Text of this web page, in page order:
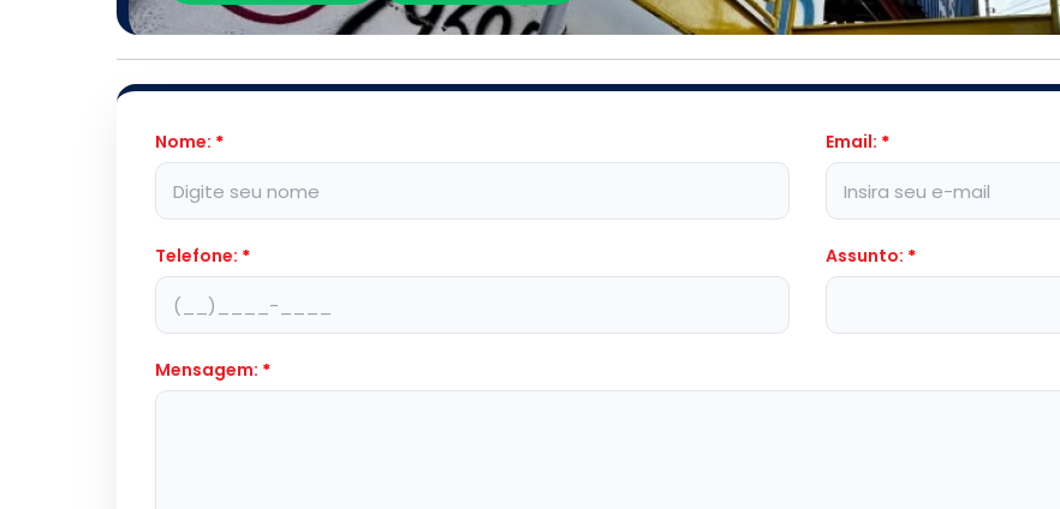
Nome: * Email: *
Telefone: * Assunto: *
Mensagem: *